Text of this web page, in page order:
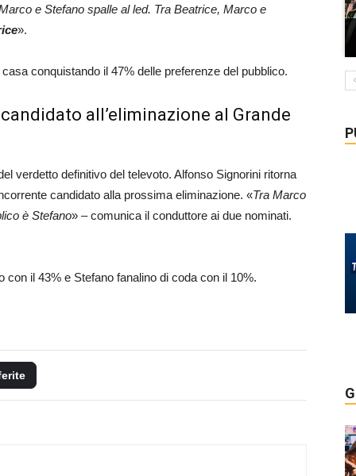
e Stefano spalle al led. Tra Beatrice, Marco e
».
conquistando il 47% delle preferenze del pubblico.
all’eliminazione al Grande
verdetto definitivo del televoto. Alfonso Signorini ritorna
candidato alla prossima eliminazione. «Tra Marco
è Stefano» – comunica il conduttore ai due nominati.
il 43% e Stefano fanalino di coda con il 10%.